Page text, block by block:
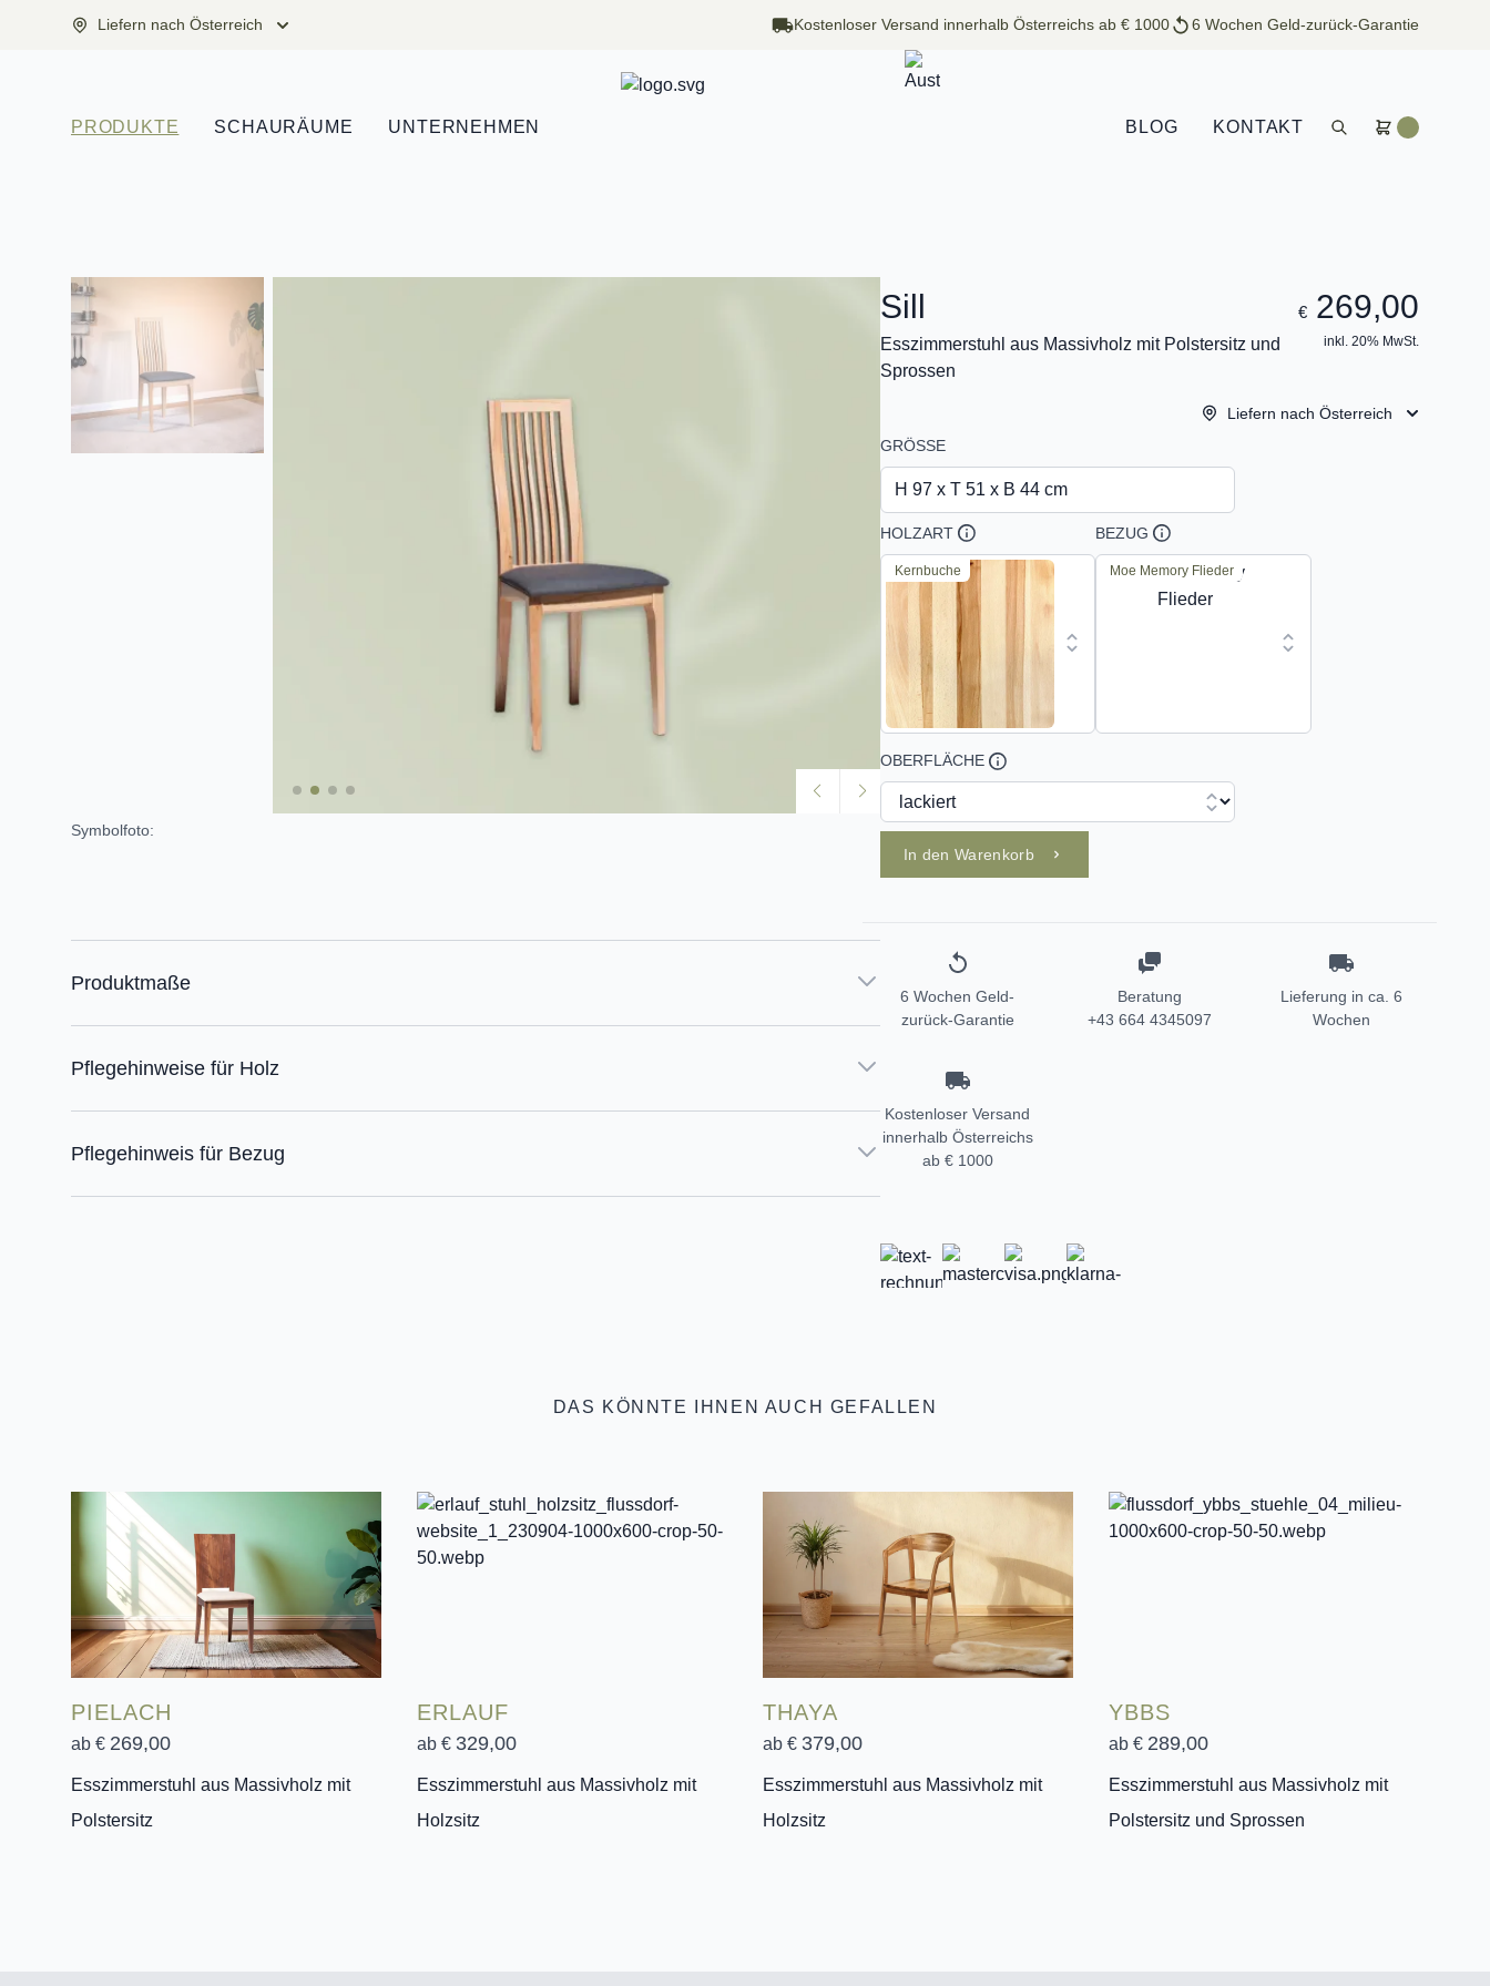
Liefern nach Österreich Kostenloser Versand innerhalb Österreichs ab € 1000 6 Wochen Geld-zurück-Garantie
PRODUKTE SCHAURÄUME UNTERNEHMEN BLOG KONTAKT
Symbolfoto:
Produktmaße
Pflegehinweise für Holz
Pflegehinweis für Bezug
Sill
Esszimmerstuhl aus Massivholz mit Polstersitz und
Sprossen
€ 269,00
inkl. 20% MwSt.
Liefern nach Österreich
GRÖSSE
H 97 x T 51 x B 44 cm
HOLZART
Kernbuche
BEZUG
Moe Memory Flieder
OBERFLÄCHE
In den Warenkorb
6 Wochen Geld-
zurück-Garantie
Beratung
+43 664 4345097
Lieferung in ca. 6
Wochen
Kostenloser Versand
innerhalb Österreichs
ab € 1000
DAS KÖNNTE IHNEN AUCH GEFALLEN
PIELACH
ab € 269,00
Esszimmerstuhl aus Massivholz mit
Polstersitz
ERLAUF
ab € 329,00
Esszimmerstuhl aus Massivholz mit
Holzsitz
THAYA
ab € 379,00
Esszimmerstuhl aus Massivholz mit
Holzsitz
YBBS
ab € 289,00
Esszimmerstuhl aus Massivholz mit
Polstersitz und Sprossen